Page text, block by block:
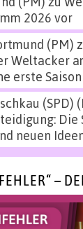
2026 vor
(PM)
Weltacker
erste Saison
(SPD)
Die
neuen
–